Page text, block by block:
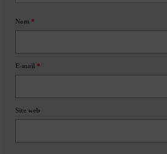
Nom *
E-mail *
Site web